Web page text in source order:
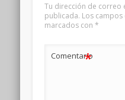
Tu dirección de correo
publicada. Los
marcados con *
Comentario
*